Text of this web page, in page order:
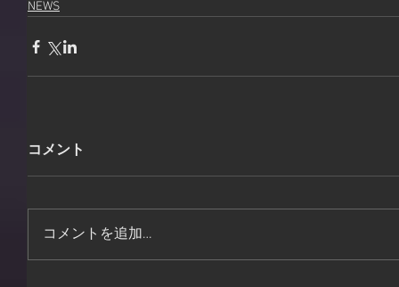
NEWS
コメント
コメントを追加…